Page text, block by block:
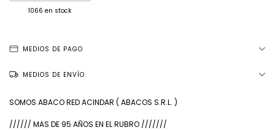
1066 en stock
MEDIOS DE PAGO
MEDIOS DE ENVÍO
SOMOS ABACO RED ACINDAR ( ABACOS S.R.L. )
////// MAS DE 95 AÑOS EN EL RUBRO ///////